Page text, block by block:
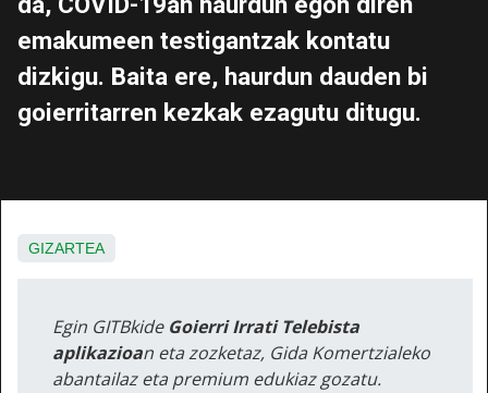
emakumeen testigantzak kontatu
dizkigu. Baita ere, haurdun dauden bi
goierritarren kezkak ezagutu ditugu.
GIZARTEA
Egin GITBkide Goierri Irrati Telebista
aplikazioan eta zozketaz, Gida Komertzialeko
abantailaz eta premium edukiaz gozatu.